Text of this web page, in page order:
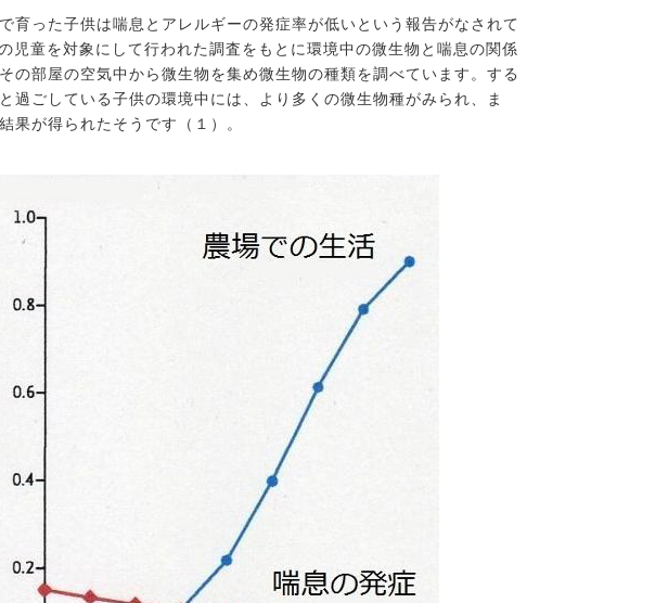
った子供は喘息とアレルギーの発症率が低いという報告がなされて
童を対象にして行われた調査をもとに環境中の微生物と喘息の関係
部屋の空気中から微生物を集め微生物の種類を調べています。する
ごしている子供の環境中には、より多くの微生物種がみられ、ま
果が得られたそうです（１）。